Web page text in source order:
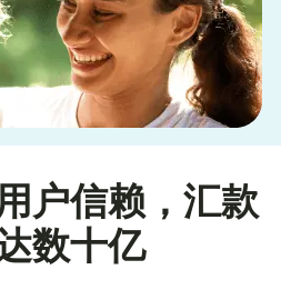
户信赖，汇款
数十亿